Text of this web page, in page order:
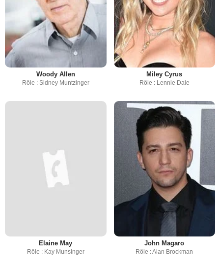
Woody Allen
Rôle : Sidney Muntzinger
Miley Cyrus
Rôle : Lennie Dale
Elaine May
Rôle : Kay Munsinger
John Magaro
Rôle : Alan Brockman